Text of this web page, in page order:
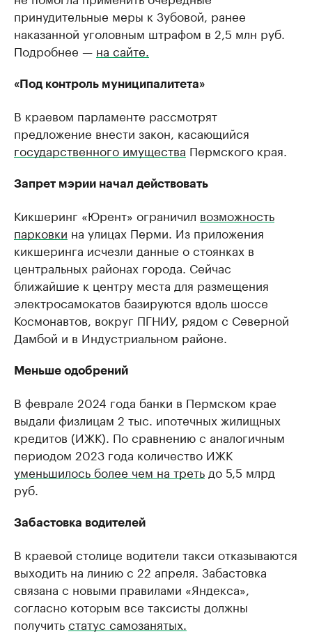
принудительные меры к Зубовой, ранее
наказанной уголовным штрафом в 2,5 млн руб.
Подробнее — на сайте.
«Под контроль муниципалитета»
В краевом парламенте рассмотрят
предложение внести закон, касающийся
государственного имущества Пермского края.
Запрет мэрии начал действовать
Кикшеринг «Юрент» ограничил возможность
парковки на улицах Перми. Из приложения
кикшеринга исчезли данные о стоянках в
центральных районах города. Сейчас
ближайшие к центру места для размещения
электросамокатов базируются вдоль шоссе
Космонавтов, вокруг ПГНИУ, рядом с Северной
Дамбой и в Индустриальном районе.
Меньше одобрений
В феврале 2024 года банки в Пермском крае
выдали физлицам 2 тыс. ипотечных жилищных
кредитов (ИЖК). По сравнению с аналогичным
периодом 2023 года количество ИЖК
уменьшилось более чем на треть до 5,5 млрд
руб.
Забастовка водителей
В краевой столице водители такси отказываются
выходить на линию с 22 апреля. Забастовка
связана с новыми правилами «Яндекса»,
согласно которым все таксисты должны
получитьстатус самозанятых.